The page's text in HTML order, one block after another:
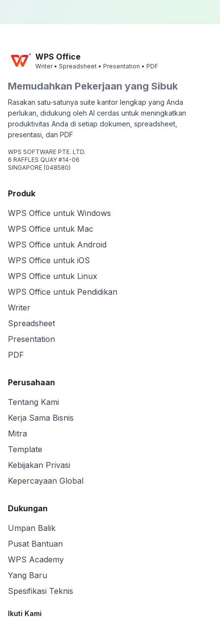
WPS Office
Writer • Spreadsheet • Presentation • PDF
Memudahkan Pekerjaan yang Sibuk
Rasakan satu-satunya suite kantor lengkap yang Anda
perlukan, didukung oleh AI cerdas untuk meningkatkan
produktivitas Anda di setiap dokumen, spreadsheet,
presentasi, dan PDF
WPS SOFTWARE PTE. LTD.
6 RAFFLES QUAY #14-06
SINGAPORE (048580)
Produk
WPS Office untuk Windows
WPS Office untuk Mac
WPS Office untuk Android
WPS Office untuk iOS
WPS Office untuk Linux
WPS Office untuk Pendidikan
Writer
Spreadsheet
Presentation
PDF
Perusahaan
Tentang Kami
Kerja Sama Bisnis
Mitra
Template
Kebijakan Privasi
Kepercayaan Global
Dukungan
Umpan Balik
Pusat Bantuan
WPS Academy
Yang Baru
Spesifikasi Teknis
Ikuti Kami